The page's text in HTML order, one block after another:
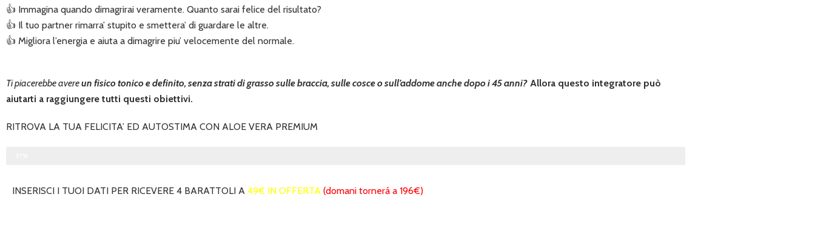
👍 Immagina quando dimagrirai veramente. Quanto sarai felice del risultato?
👍 Il tuo partner rimarra’ stupito e smettera’ di guardare le altre.
👍 Migliora l’energia e aiuta a dimagrire piu’ velocemente del normale.
Ti piacerebbe avereun fisico tonico e definito, senza strati di grasso sulle braccia, sulle cosce o sull’addome anche dopo i 45 anni? Allora questo integratore può
aiutarti a raggiungere tutti questi obiettivi.
RITROVA LA TUA FELICITA’ ED AUTOSTIMA CON ALOE VERA PREMIUM
INSERISCI I TUOI DATI PER RICEVERE 4 BARATTOLI A 49€ IN OFFERTA (domani tornerá a 196€)